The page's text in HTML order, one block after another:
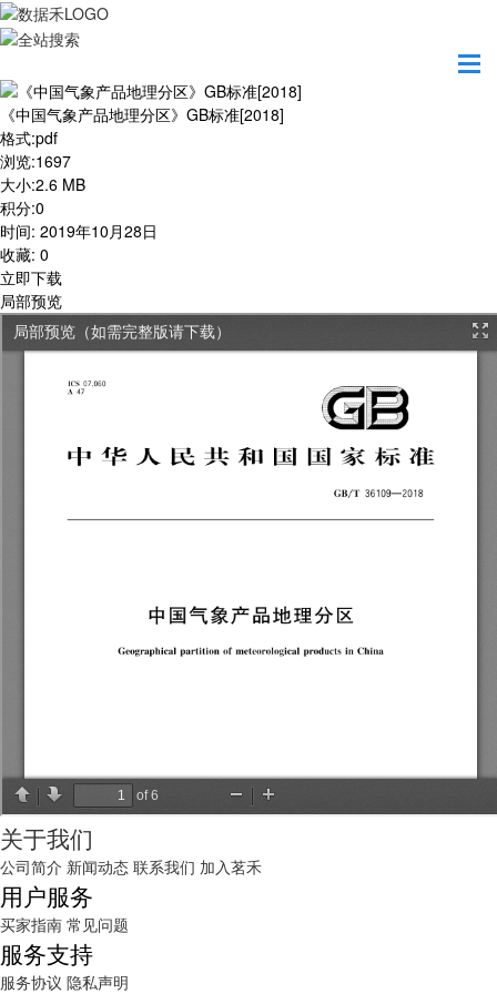
《中国气象产品地理分区》GB标准[2018]
格式:pdf
浏览:1697
大小:2.6 MB
积分:0
时间: 2019年10月28日
收藏: 0
立即下载
局部预览
关于我们
公司简介 新闻动态 联系我们 加入茗禾
用户服务
买家指南 常见问题
服务支持
服务协议 隐私声明